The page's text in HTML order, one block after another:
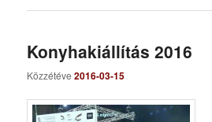
Konyhakiállítás 2016
Közzétéve2016-03-15